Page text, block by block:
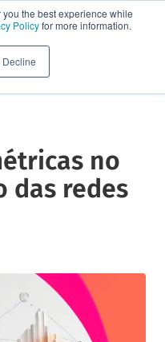
the best experience while
Policyfor more information.
Decline
uma demo
no
das redes